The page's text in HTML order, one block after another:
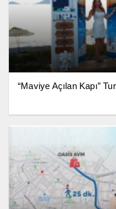
“Maviye Açılan Kapı”